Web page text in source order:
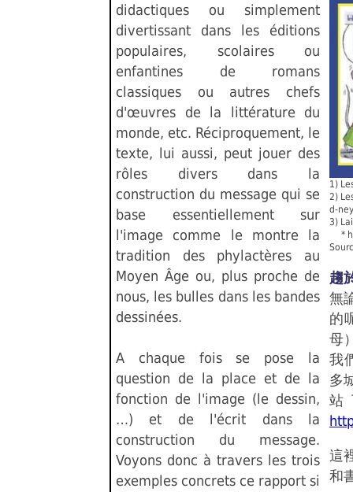
didactiques ou simplement
divertissant dans les éditions
populaires, scolaires ou
enfantines de romans
classiques ou autres chefs
d'œuvres de la littérature du
monde, etc. Réciproquement, le
texte, lui aussi, peut jouer des
rôles divers dans la
construction du message qui se
base essentiellement sur
l'image comme le montre la
tradition des phylactères au
Moyen Âge ou, plus proche de
nous, les bulles dans les bandes
dessinées.
A chaque fois se pose la
question de la place et de la
fonction de l'image (le dessin,
…) et de l'écrit dans la
construction du message.
Voyons donc à travers les trois
exemples concrets ce rapport si
1)
2)
d-
3)
*
趨
無
的
母
我
多
這
和